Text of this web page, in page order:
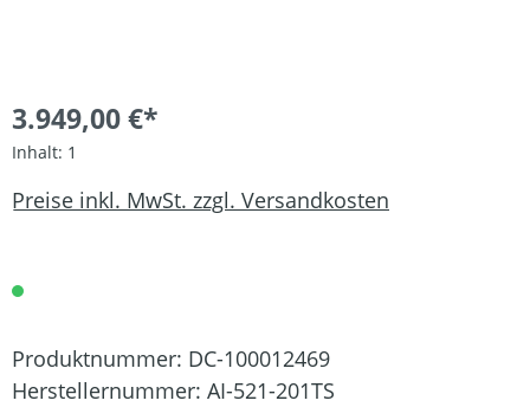
3.949,00 €*
Inhalt: 1
Preise inkl. MwSt. zzgl. Versandkosten
Produktnummer: DC-100012469
Herstellernummer: AI-521-201TS